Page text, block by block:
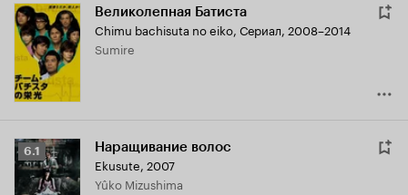
Великолепная Батиста
Chimu bachisuta no eiko, Сериал, 2008–2014
Sumire
Рейтинг
Кинопоиска
6.1
6.1 Наращивание волос
Ekusute, 2007
Yûko Mizushima